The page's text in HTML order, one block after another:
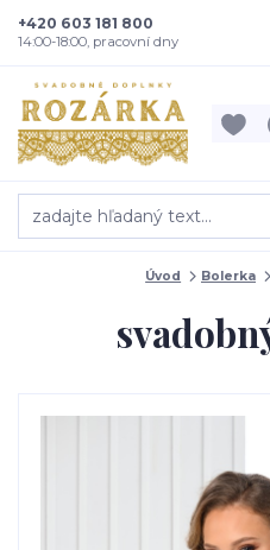
+420 603 181 800
14:00-18:00, pracovní dny
Úvod Bolerka